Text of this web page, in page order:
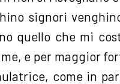
signori
quello che mi
e per maggior
come in